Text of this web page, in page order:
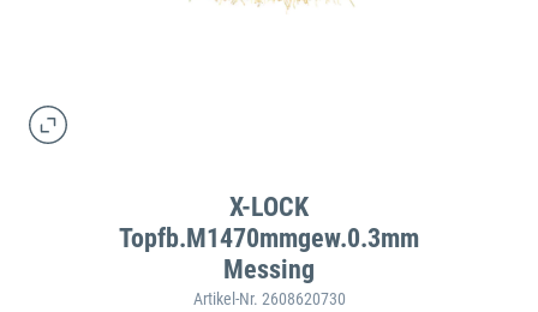
X-LOCK
Topfb.M1470mmgew.0.3mm
Messing
Artikel-Nr. 2608620730